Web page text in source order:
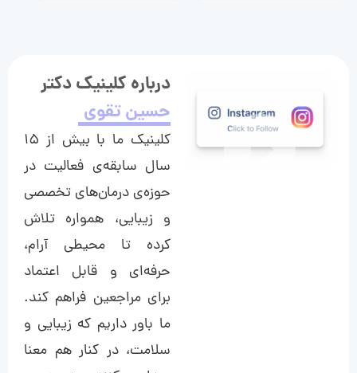
درباره کلینیک دکتر
حسین تقوی
کلینیک ما با بیش از ۱۵
سال سابقه‌ی فعالیت در
حوزه‌ی درمان‌های تخصصی
و زیبایی، همواره تلاش
کرده تا محیطی آرام،
حرفه‌ای و قابل اعتماد
برای مراجعین فراهم کند.
ما باور داریم که زیبایی و
سلامت، در کنار هم معنا